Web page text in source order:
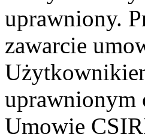
uprawniony.
zawarcie
uprawnionym
Umowie